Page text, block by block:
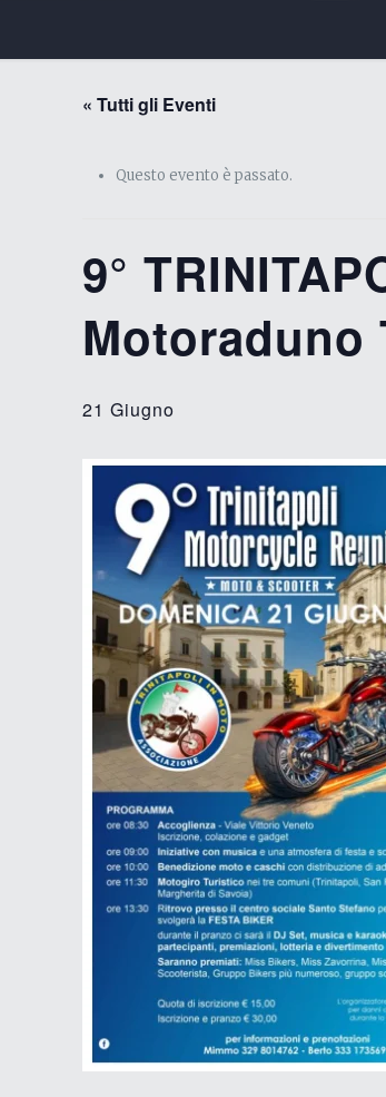
« Tutti gli Eventi
Questo evento è passato.
9°
21 Giugno